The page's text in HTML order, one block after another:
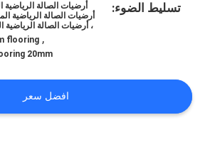
خريطة
الموقع
تسليط الضوء:
، أرضيات الصالة الرياضية
,
flooring
20mm
افضل سعر